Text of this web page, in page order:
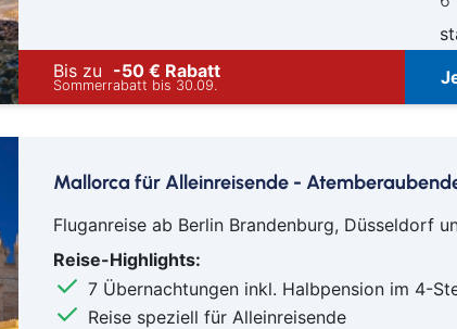
Bis zu -50 € Rabatt
Sommerrabatt bis 30.09.
Mallorca für Alleinreisende -
Fluganreise ab Berlin Brandenburg, Düsseldorf
Reise-Highlights:
7 Übernachtungen inkl. Halbpension im 4-
Reise speziell für Alleinreisende